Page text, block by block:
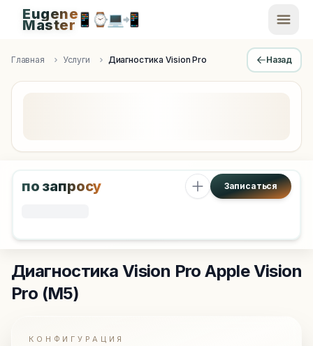
Apple Diagnostics & Engineering Authority in Saint
Eugene
Master📱 ⌚💻📲
Главная Услуги Диагностика Vision Pro Назад
по запросу Записаться
Диагностика Vision Pro Apple Vision
Pro (M5)
КОНФИГУРАЦИЯ